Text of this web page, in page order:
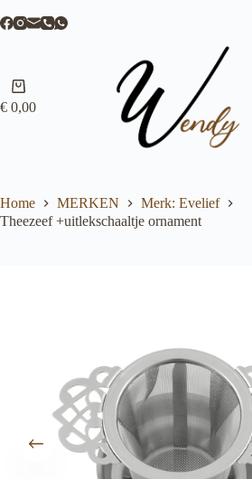
naar
Winkelwagen
€ 0,00
Home MERKEN
Merk: Evelief
Theezeef +uitlekschaaltje ornament